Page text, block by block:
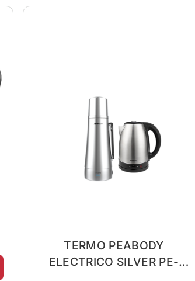
TERMO PEABODY
ELECTRICO SILVER PE-